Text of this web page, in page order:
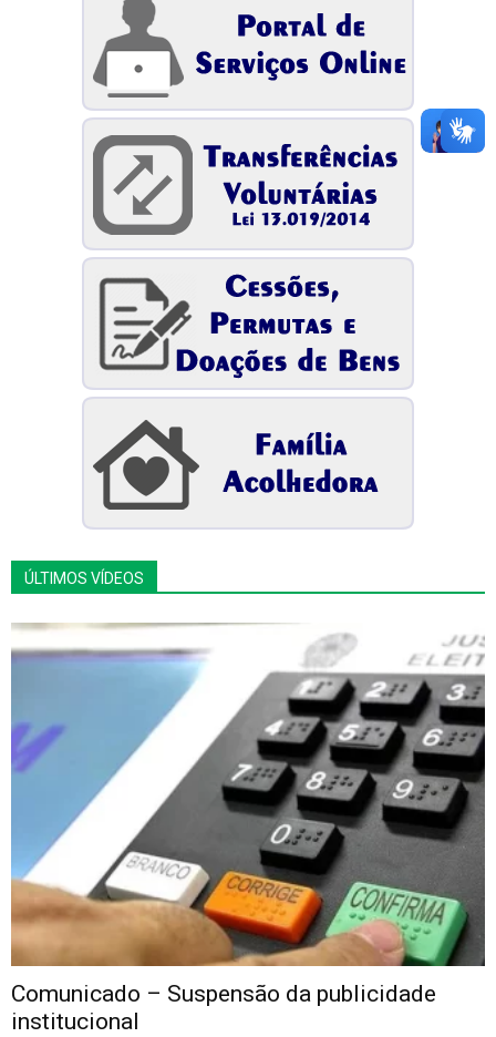
ÚLTIMOS VÍDEOS
Comunicado – Suspensão da publicidade
institucional